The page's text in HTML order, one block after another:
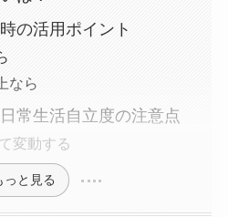
の活用ポイント
なら
常生活自立度の注意点
変動する
っと見る